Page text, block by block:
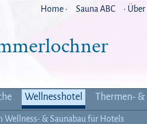
Wellnesshotel Thermen- &
Home · Sauna ABC ·
Wellness- & Saunabau für Hotels